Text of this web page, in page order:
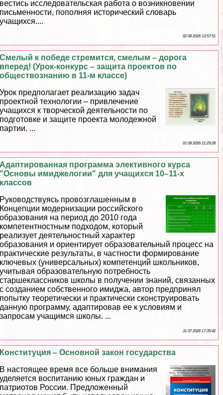
вестись исследовательская работа о возникновении
письменности, пополняя исторический словарь
учащихся....
02 08 2026 13:57:51
Смелый к победе стремится, смелым – дорога
вперед! (Урок-конкурс – защита проектов по
обществознанию в 11-м классе)
Урок предполагает реализацию задач
проектной технологии – привлечение
учащихся к творческой деятельности по
подготовке и защите проекта молодежной
партии. ...
01 08 2026 21:29:28
Адаптированная программа элективного курса
"Основы имиджелогии" для учащихся 10–11-х
классов
Руководствуясь провозглашенным в
Концепции модернизации российского
образования на период до 2010 года
компетентностным подходом, который
реализует деятельностный хаpaктер
образования и ориентирует образовательный процесс на
пpaктические результаты, в частности формирование
ключевых (универсальных) компетенций школьников,
учитывая образовательную потребность
старшеклассников школы в получении знаний, связанных
с созданием собственного имиджа, автор предпринял
попытку теоретически и пpaктически сконструировать
данную программу, адаптировав ее к условиям и
запросам учащимся школы. ...
31 07 2026 17:35:42
Конституция – Основной закон государства
В настоящее время все больше внимания
уделяется воспитанию юных граждан и
патриотов России. Предложенный